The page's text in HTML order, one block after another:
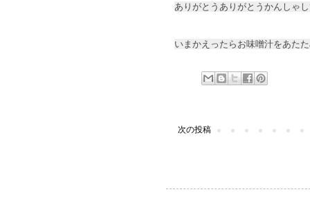
ありがとうありがとうかんしゃ
いまかえったらお味噌汁をあた
次の投稿